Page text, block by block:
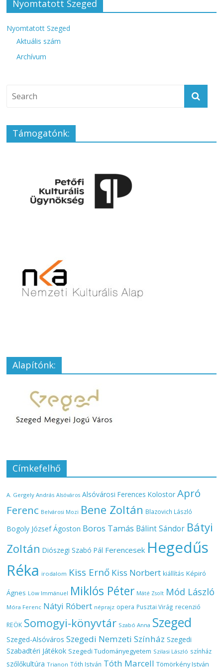
Nyomtatott Szeged
Nyomtatott Szeged
Aktuális szám
Archívum
Támogatónk:
Alapítónk:
Címkefelhő
A. Gergely András Alsóváros Alsóvárosi Ferences Kolostor Apró
Ferenc Belvárosi Mozi Bene Zoltán Blazovich László
Bogoly József Ágoston Boros Tamás Bálint Sándor Bátyi
Zoltán Diószegi Szabó Pál Ferencesek Hegedűs
Réka irodalom Kiss Ernő Kiss Norbert kiállítás Képiró
Ágnes Löw Immánuel Miklós Péter Máté Zsolt Mód László
Móra Ferenc Nátyi Róbert néprajz opera Pusztai Virág recenzió
REÖK Somogyi-könyvtár Szabó Anna Szeged
Szeged-Alsóváros Szegedi Nemzeti Színház Szegedi
Szabadtéri Játékok Szegedi Tudományegyetem Szilasi László színház
szőlőkultúra Trianon Tóth István Tóth Marcell Tömörkény István